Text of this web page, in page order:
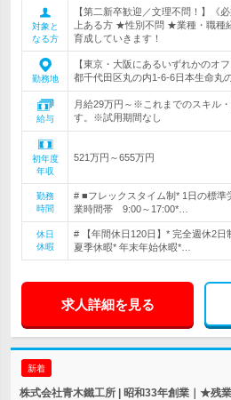
対象と
なる方
【第二新卒歓迎／文理不問！】《
上ある方 ★性別不問 ★業種・職種
育成していきます！
勤務地
【東京・大阪にあるいずれかのオ
都千代田区丸の内1-6-6日本生命丸
給与
月給29万円～※これまでのスキル
す。※試用期間なし
初年度
年収
521万円～655万円
勤務
時間
# ■フレックスタイム制* 1日の標
業時間帯 9:00～17:00*…
休日
休暇
# 【年間休日120日】* 完全週休2日
夏季休暇* 年末年始休暇*…
求人詳細を見る
新着
株式会社青木鐵工所 | 昭和33年創業｜★残